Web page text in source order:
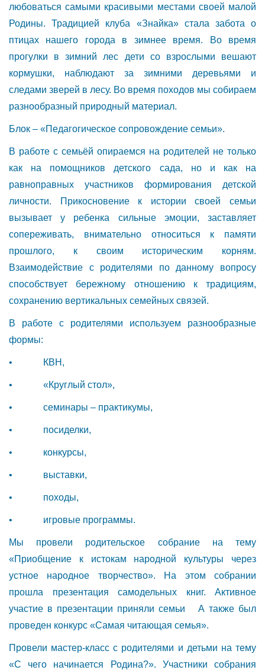
любоваться самыми красивыми местами своей малой
Родины. Традицией клуба «Знайка» стала забота о
птицах нашего города в зимнее время. Во время
прогулки в зимний лес дети со взрослыми вешают
кормушки, наблюдают за зимними деревьями и
следами зверей в лесу. Во время походов мы собираем
разнообразный природный материал.
Блок – «Педагогическое сопровождение семьи».
В работе с семьёй опираемся на родителей не только
как на помощников детского сада, но и как на
равноправных участников формирования детской
личности. Прикосновение к истории своей семьи
вызывает у ребенка сильные эмоции, заставляет
сопереживать, внимательно относиться к памяти
прошлого, к своим историческим корням.
Взаимодействие с родителями по данному вопросу
способствует бережному отношению к традициям,
сохранению вертикальных семейных связей.
В работе с родителями используем разнообразные
формы:
• КВН,
• «Круглый стол»,
• семинары – практикумы,
• посиделки,
• конкурсы,
• выставки,
• походы,
• игровые программы.
Мы провели родительское собрание на тему
«Приобщение к истокам народной культуры через
устное народное творчество». На этом собрании
прошла презентация самодельных книг. Активное
участие в презентации приняли семьи А также был
проведен конкурс «Самая читающая семья».
Провели мастер-класс с родителями и детьми на тему
«С чего начинается Родина?». Участники собрания